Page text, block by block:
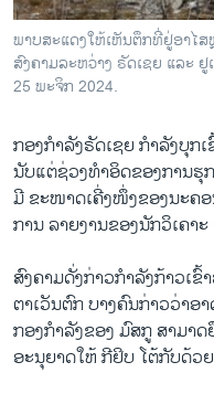
ສຽງ
ລາຍການກະຈາຍສຽງ
ຕິດຕາມພວກເຮົາ ທີ່
ພາສາຕ່າງໆ
ພາບ​ສະ​ແດງ​ໃຫ້​ເຫັນ​ຕຶກ​ທີ່​ຢູ່​ອາ​ໄ
ສົງ​ຄາມ​ລະ​ຫວ່າງ ຣັດ​ເຊຍ ແລະ
25 ພະ​ຈິກ 2024.
ກອງກຳລັງຣັດເຊຍ ກຳລັງບຸກ
ນັບແຕ່ຊ່ວງທຳອິດຂອງການຮຸ
ມີ ຂະໜາດເຄີ່ງໜຶ່ງຂອງນະຄ
ການ ລາຍງານຂອງນັກວິເຄາ
ສົງຄາມ​ດັ່ງ​ກ່າວກຳລັງກ້າວເ
ຕາເວັນຕົກ ບາງຄົນກ່າວວ່າ
ກອງກຳລັງຂອງ ມົສກູ ສາມາ
ອະນຸຍາດໃຫ້ ກີ​ຢິບ ໂຕ້ກັບດ້ວ